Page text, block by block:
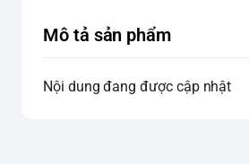
Mô tả sản phẩm
Nội dung đang được cập nhật